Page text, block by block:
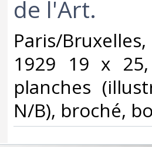
de l'Art.‎
‎Paris/
1929 19 x
planches
N/B), broché,